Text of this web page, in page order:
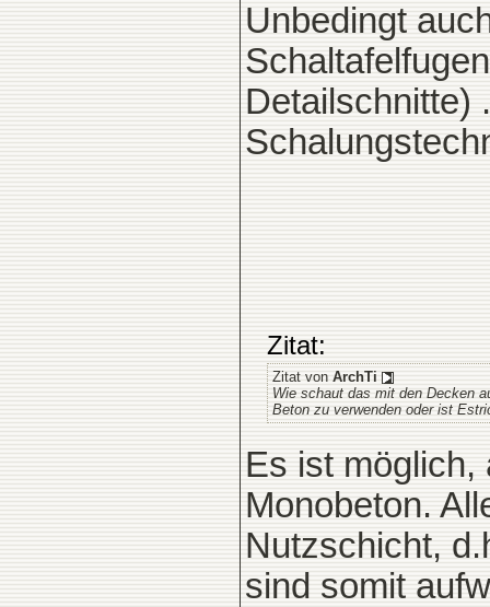
Unbedingt
Detailschnitte)
Zitat:
Zitat von ArchTi
Wie schaut das mit den Decken
Beton zu verwenden oder ist
Es ist
Monobeton.
Nutzschicht,
sind somit